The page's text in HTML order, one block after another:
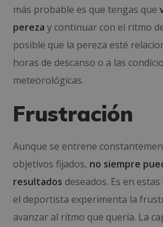
más probable es que tengas que
pereza y continuar con el ritmo
posible que la pereza esté
horas de descanso o a las
meteorológicas.
Frustración
Aunque se entrene
objetivos fijados, no siempre
resultados deseados. Es en
el deportista experimenta la
avanzar al ritmo que quería. La